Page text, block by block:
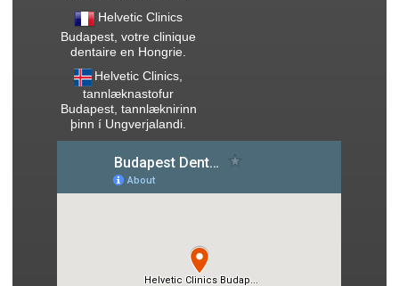
Helvetic Clinics
Budapest, votre clinique
dentaire en Hongrie.
Helvetic Clinics,
tannlæknastofur
Budapest, tannlæknirinn
þinn í Ungverjalandi.